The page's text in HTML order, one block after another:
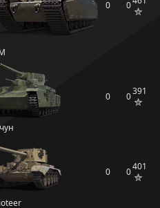
0 0
0 0391
0 0401